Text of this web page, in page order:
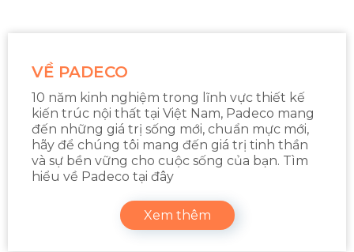
VỀ PADECO
10 năm kinh nghiệm trong lĩnh vực thiết kế
kiến trúc nội thất tại Việt Nam, Padeco mang
đến những giá trị sống mới, chuẩn mực mới,
hãy để chúng tôi mang đến giá trị tinh thần
và sự bền vững cho cuộc sống của bạn. Tìm
hiểu về Padeco tại đây
Xem thêm